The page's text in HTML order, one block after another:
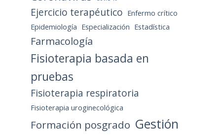
Ejercicio terapéutico Enfermo crítico
Epidemiología Especialización Estadística
Farmacología
Fisioterapia basada en
pruebas
Fisioterapia respiratoria
Fisioterapia uroginecológica
Formación posgrado Gestión